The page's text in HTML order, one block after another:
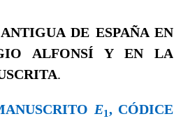
DE ESPAÑAEN
ALFONSÍ Y EN LA
.
E1, CÓDICE